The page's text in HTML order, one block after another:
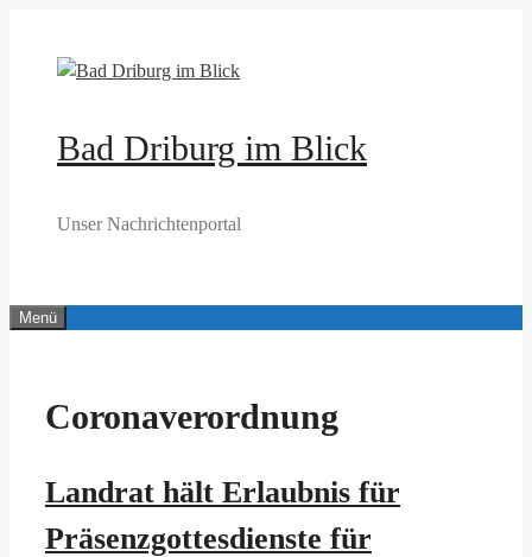
springen
Bad Driburg im Blick
Unser Nachrichtenportal
Menü
Coronaverordnung
Landrat hält Erlaubnis für
Präsenzgottesdienste für